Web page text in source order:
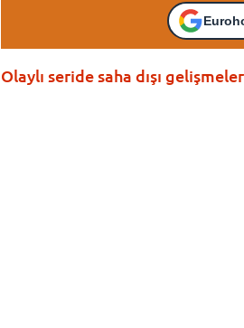
Olaylı seride saha dışı